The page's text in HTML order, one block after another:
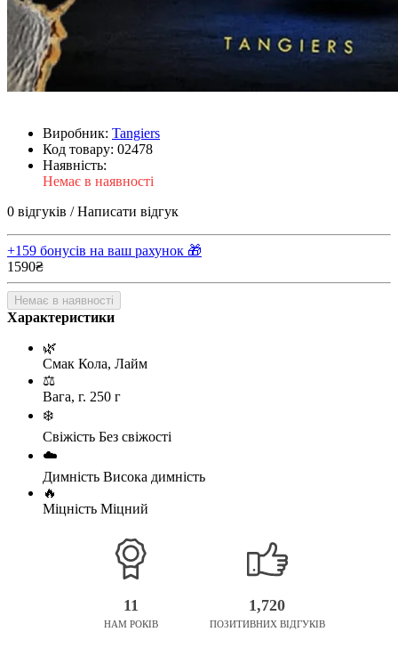
Виробник: Tangiers
Код товару: 02478
Наявність:
Немає в наявності
0 відгуків /Написати відгук
+159 бонусів на ваш рахунок 🎁
1590₴
Немає в наявності
Характеристики
🌿
Смак Кола, Лайм
⚖️
Вага, г. 250 г
❄️
Свіжість Без свіжості
☁️
Димність Висока димність
🔥
Міцність Міцний
11
НАМ РОКІВ
1,720
ПОЗИТИВНИХ ВІДГУКІВ